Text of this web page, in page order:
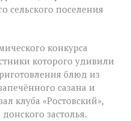
Дона
сельского поселения
конкурса
которого удивили
блюд из
сазана и
клуба «Ростовский»,
застолья.